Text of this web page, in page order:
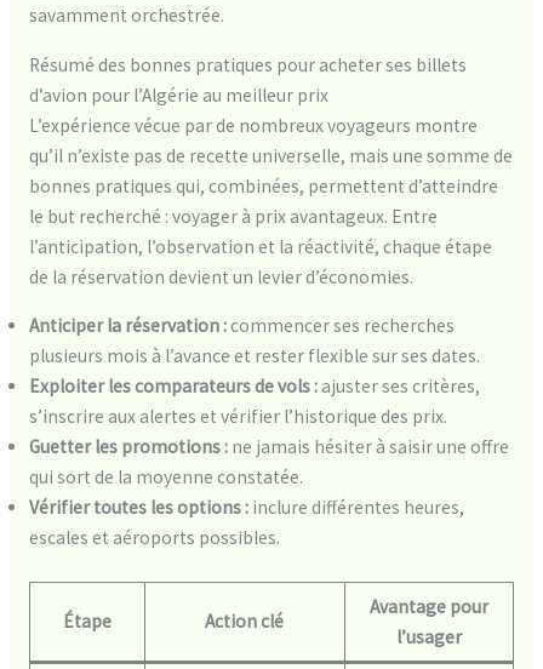
savamment orchestrée.
Résumé des bonnes pratiques pour acheter ses billets
d’avion pour l’Algérie au meilleur prix
L’expérience vécue par de nombreux voyageurs montre
qu’il n’existe pas de recette universelle, mais une somme de
bonnes pratiques qui, combinées, permettent d’atteindre
le but recherché : voyager à prix avantageux. Entre
l’anticipation, l’observation et la réactivité, chaque étape
de la réservation devient un levier d’économies.
Anticiper la réservation :commencer ses recherches
plusieurs mois à l’avance et rester flexible sur ses dates.
Exploiter les comparateurs de vols :ajuster ses critères,
s’inscrire aux alertes et vérifier l’historique des prix.
Guetter les promotions : ne jamais hésiter à saisir une offre
qui sort de la moyenne constatée.
Vérifier toutes les options : inclure différentes heures,
escales et aéroports possibles.
Étape Action clé
Avantage pour
l’usager